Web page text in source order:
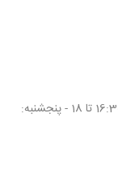
شنبه تا چهارشنبه: 8 تا 12:30 , 16:30 تا 18 - پنجشنبه: